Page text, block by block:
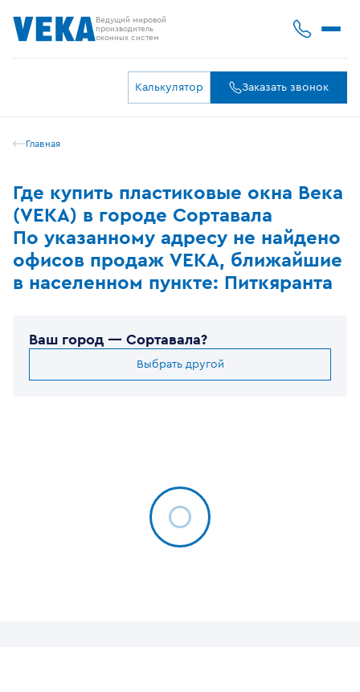
Ведущий мировой
производитель
оконных систем
Калькулятор Заказать звонок
Главная
Где купить пластиковые окна Века
(VEKA) в городе Сортавала
По указанному адресу не найдено
офисов продаж VEKA, ближайшие
в населенном пункте: Питкяранта
Ваш город — Сортавала?
Выбрать другой